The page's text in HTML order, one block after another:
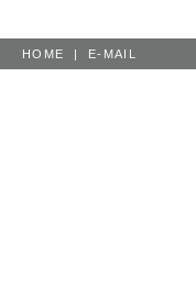
HOME | E-MAIL